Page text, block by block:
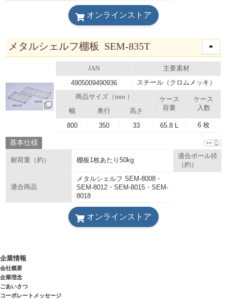
オンラインストア
メタルシェルフ棚板 SEM-835T
JAN 主要素材
4905009490936 スチール（クロムメッキ）
商品サイズ（mm ）
ケース
容量
ケース
入数
幅 奥行 高さ
800 350 33 65.8 L 6 枚
基本仕様
耐荷重（約） 棚板1枚あたり50kg
適合ポール径
（約）
適合商品
メタルシェルフ SEM-8008・
SEM-8012・SEM-8015・SEM-
8018
オンラインストア
企業情報
会社概要
企業理念
ごあいさつ
コーポレートメッセージ